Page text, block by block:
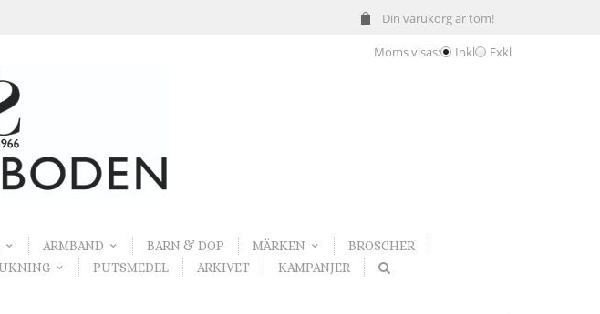
Din varukorg är tom!
Moms visas: Inkl Exkl
ARMBAND BARN & DOP MÄRKEN
BROSCHER
PUTSMEDEL ARKIVET KAMPANJER